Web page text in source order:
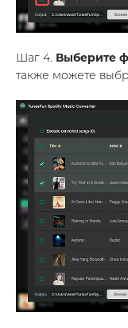
Шаг 4. Выберите
также можете